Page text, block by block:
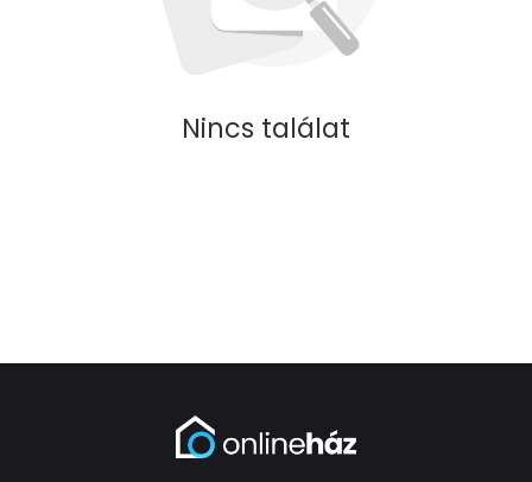
Nincs találat